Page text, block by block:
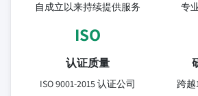
自成立以来持续提供服务 专
ISO
认证质量
ISO 9001-2015 认证公司 跨越